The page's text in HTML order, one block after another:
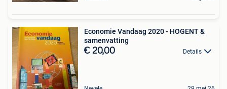
Economie Vandaag 2020 - HOGENT &
samenvatting
€ 20,00 Details